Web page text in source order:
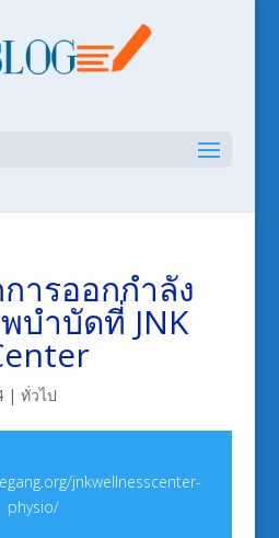
ารออกกำลัง
บำบัดที่ JNK
| ทั่วไป
jnkwellnesscenter-
physio/